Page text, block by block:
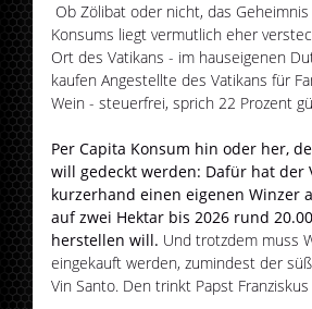
Ob Zölibat oder nicht, das
Konsums liegt vermutlich eher
Ort des Vatikans - im hauseigenen
kaufen Angestellte des Vatikans für
Wein - steuerfrei, sprich 22 Prozent
Per Capita Konsum hin oder her,
will gedeckt werden: Dafür hat der
kurzerhand einen eigenen Winzer
auf zwei Hektar bis 2026 rund
herstellen will. Und trotzdem muss
eingekauft werden, zumindest der
Vin Santo. Den trinkt Papst